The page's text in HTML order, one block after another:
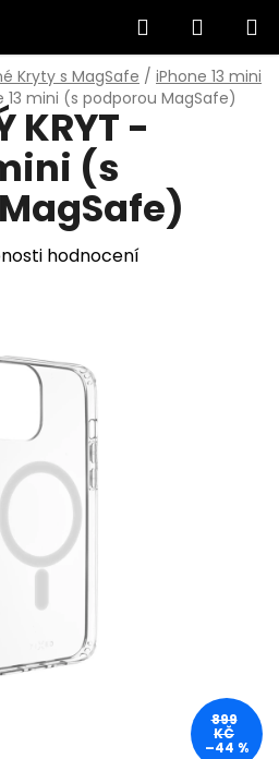
Hledat
KOŠÍK
Kryty s MagSafe / iPhone 13 mini
13 mini (s podporou MagSafe)
KRYT -
(s
hodnocení
899
KČ
–44 %